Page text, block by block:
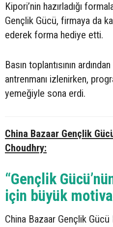
Kipori’nin hazırladığı
Gençlik Gücü, firmaya da
ederek forma hediye etti.
Basın toplantısının
antrenmanı izlenirken,
yemeğiyle sona erdi.
China Bazaar Gençlik
Choudhry:
“Gençlik
için büyük
China Bazaar Gençlik Gücü